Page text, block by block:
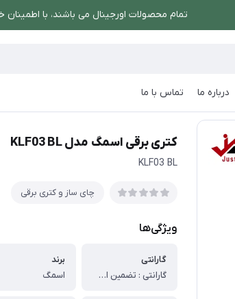
تمام محصولات اورجینال می باشند، با اطمینان
درباره ما تماس با ما
/ کتری برقی اسمگ مدل KLF03 BL
کتری برقی اسمگ مدل KLF03 BL
KLF03 BL
چای ساز و کتری برقی
ویژگی‌ها
گارانتی
گارانتی : تضمین اصالت و سلامت فیزیکی کالا (اورجینال)
برند
اسمگ